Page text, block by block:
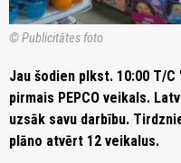
© Publicitātes foto
Jau šodien plkst. 10:00 T/
pirmais PEPCO veikals.
uzsāk savu darbību.
plāno atvērt 12 veikalus.